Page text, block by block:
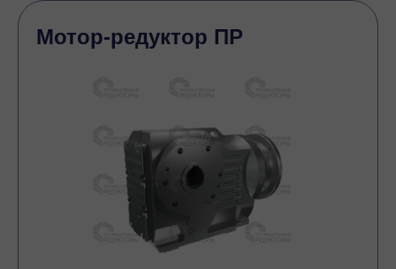
Мотор-редуктор ПР